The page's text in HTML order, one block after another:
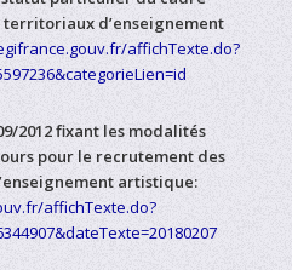
territoriaux d’enseignement
affichTexte.do?
2012 fixant les modalités
pour le recrutement des
artistique:
affichTexte.do?